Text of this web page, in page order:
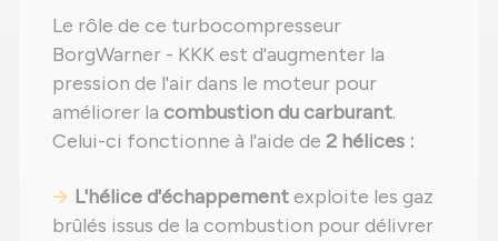
Le rôle de ce turbocompresseur
BorgWarner - KKK est d'augmenter la
pression de l'air dans le moteur pour
améliorer la combustion du carburant.
Celui-ci fonctionne à l'aide de 2 hélices :
L'hélice d'échappementexploite les gaz
brûlés issus de la combustion pour délivrer